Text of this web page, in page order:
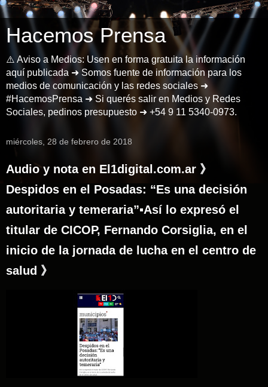
Hacemos Prensa
⚠️ Aviso a Medios: Usen en forma gratuita la información
aquí publicada ➜ Somos fuente de información para los
medios de comunicación y las redes sociales ➜
#HacemosPrensa ➜ Si querés salir en Medios y Redes
Sociales, pedinos presupuesto ➜ +54 9 11 5340-0973.
miércoles, 28 de febrero de 2018
Audio y nota en El1digital.com.ar 》
Despidos en el Posadas: “Es una decisión
autoritaria y temeraria”▪Así lo expresó el
titular de CICOP, Fernando Corsiglia, en el
inicio de la jornada de lucha en el centro de
salud 》